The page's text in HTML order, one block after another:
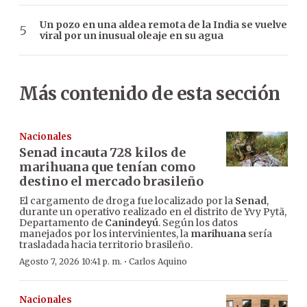
Un pozo en una aldea remota de la India se vuelve
viral por un inusual oleaje en su agua
Más contenido de esta sección
Nacionales
Senad incauta 728 kilos de
marihuana que tenían como
destino el mercado brasileño
El cargamento de droga fue localizado por la Senad,
durante un operativo realizado en el distrito de Yvy Pytã,
Departamento de Canindeyú. Según los datos
manejados por los intervinientes, la marihuana sería
trasladada hacia territorio brasileño.
Agosto 7, 2026 10:41 p. m. · Carlos Aquino
Nacionales